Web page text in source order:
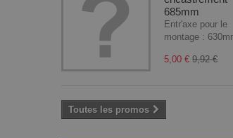
685mm
Entr'axe pour le
montage :
5,00 € 9,92 €
Toutes les promos